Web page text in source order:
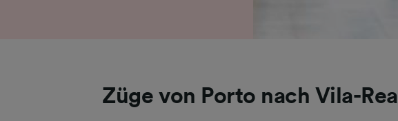
Züge von Porto nach Vila-Real